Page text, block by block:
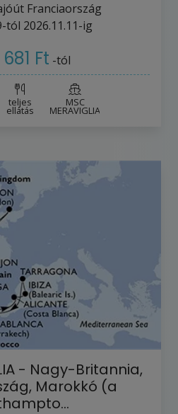
Franciaország
tól 2026.11.11-ig
Ft -tól
teljes
ellátás
MSC
MERAVIGLIA
- Nagy-Britannia,
Marokkó (a